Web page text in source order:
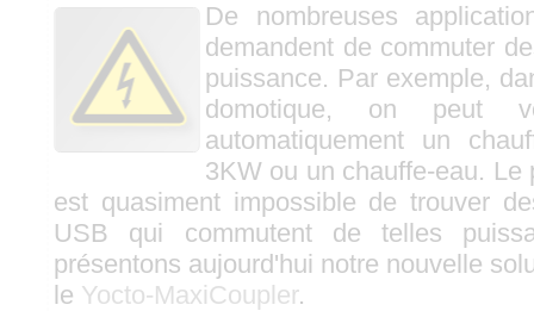
De nombreuses
demandent de commuter
puissance. Par exemple,
domotique, on peut
automatiquement un
3KW ou un chauffe-eau. Le
est quasiment impossible de trouver
USB qui commutent de telles
présentons aujourd'hui notre nouvelle
le Yocto-MaxiCoupler.